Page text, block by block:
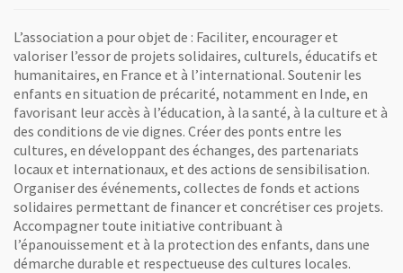
L’association a pour objet de : Faciliter, encourager et
valoriser l’essor de projets solidaires, culturels, éducatifs et
humanitaires, en France et à l’international. Soutenir les
enfants en situation de précarité, notamment en Inde, en
favorisant leur accès à l’éducation, à la santé, à la culture et à
des conditions de vie dignes. Créer des ponts entre les
cultures, en développant des échanges, des partenariats
locaux et internationaux, et des actions de sensibilisation.
Organiser des événements, collectes de fonds et actions
solidaires permettant de financer et concrétiser ces projets.
Accompagner toute initiative contribuant à
l’épanouissement et à la protection des enfants, dans une
démarche durable et respectueuse des cultures locales.